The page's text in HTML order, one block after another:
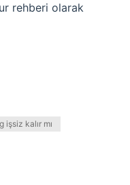
rehberi olarak
işsiz kalır mı